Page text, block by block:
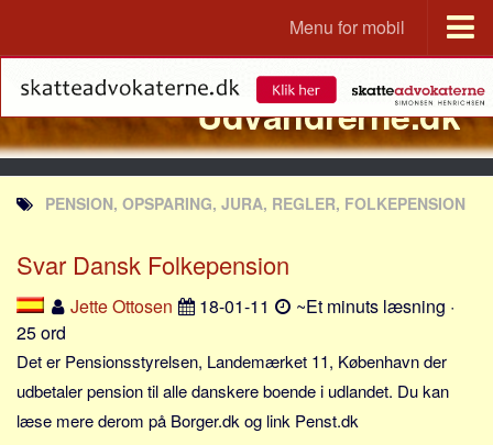
Menu for mobil
Portal
Udvandrerne.dk
Utvandrerne.no
Utvandrarna.se
Tyskland.dk
England.dk
JLKM.dk
Lande
Tyrkiet
Spanien
Udvandrerne.dk
PENSION, OPSPARING, JURA, REGLER, FOLKEPENSION
Svar Dansk Folkepension
Jette Ottosen 18-01-11
~Et minuts læsning ·
25 ord
Det er Pensionsstyrelsen, Landemærket 11, København der
udbetaler pension til alle danskere boende i udlandet. Du kan
læse mere derom på Borger.dk og link Penst.dk